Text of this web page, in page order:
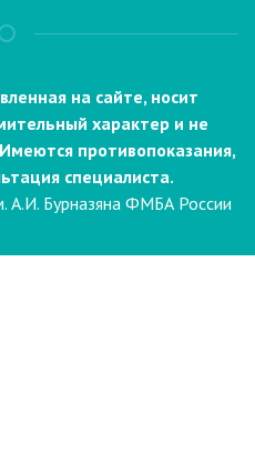
на сайте, носит
характер и не
противопоказания,
специалиста.
Бурназяна ФМБА России